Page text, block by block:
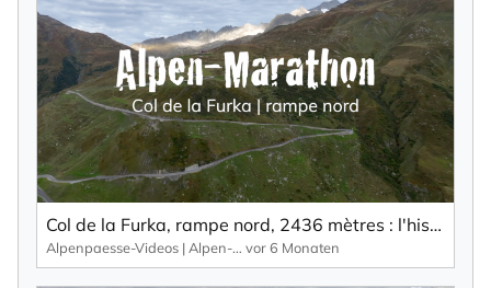
Col de la Furka, rampe nord, 2436 mètres : l'histoire de la James Bond Street au col de la Furka.
Alpenpaesse-Videos | Alpen-Marathon vor 6 Monaten
NEWSLETTER ABONNIEREN ×